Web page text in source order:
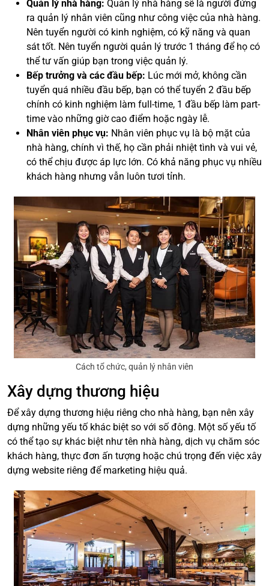
Quản lý nhà hàng: Quản lý nhà hàng sẽ là người đứng
ra quản lý nhân viên cũng như công việc của nhà hàng.
Nên tuyển người có kinh nghiệm, có kỹ năng và quan
sát tốt. Nên tuyển người quản lý trước 1 tháng để họ có
thể tư vấn giúp bạn trong việc quản lý.
Bếp trưởng và các đầu bếp: Lúc mới mở, không cần
tuyển quá nhiều đầu bếp, bạn có thể tuyển 2 đầu bếp
chính có kinh nghiệm làm full-time, 1 đầu bếp làm part-
time vào những giờ cao điểm hoặc ngày lễ.
Nhân viên phục vụ: Nhân viên phục vụ là bộ mặt của
nhà hàng, chính vì thế, họ cần phải nhiệt tình và vui vẻ,
có thể chịu được áp lực lớn. Có khả năng phục vụ nhiều
khách hàng nhưng vẫn luôn tươi tỉnh.
Cách tổ chức, quản lý nhân viên
Xây dựng thương hiệu
Để xây dựng thương hiệu riêng cho nhà hàng, bạn nên xây
dựng những yếu tố khác biệt so với số đông. Một số yếu tố
có thể tạo sự khác biệt như tên nhà hàng, dịch vụ chăm sóc
khách hàng, thực đơn ấn tượng hoặc chú trọng đến việc xây
dựng website riêng để marketing hiệu quả.